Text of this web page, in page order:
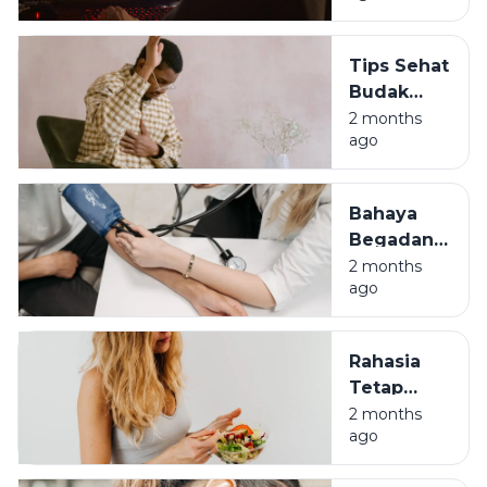
Durabilitas
Biar Gak
Jompo
Tips Sehat
Budak
Korporat:
Lawan
Asam
di Usia 30-
an
2 months
ago
Bahaya
Begadang
Bagi Anak
Muda:
Awas
Tinggi di
Usia 30
2 months
ago
Rahasia
Tetap
Bugar di
Usia 30
Meski
2 months
ago